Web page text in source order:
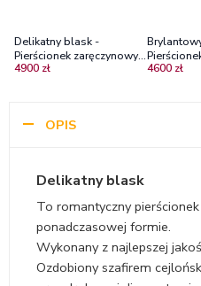
Delikatny blask -
Pierścionek zaręczynowy z
białego złota z szafirem
4900 zł
białego
4600 zł
OPIS
Delikatny blask
To romantyczny
ponadczasowej formie.
Wykonany z najlepszej
Ozdobiony szafirem